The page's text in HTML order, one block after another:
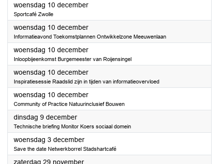
woensdag 10 december2025
Sportcafé Zwolle
woensdag 10 december2025
Informatieavond Toekomstplannen Ontwikkelzone Meeuwenlaan
woensdag 10 december2025
Inloopbijeenkomst Burgemeester van Roijensingel
woensdag 10 december2025
Inspiratiesessie Raadslid zijn in tijden van informatieovervloed
woensdag 10 december2025
Community of Practice Natuurinclusief Bouwen
dinsdag 9 december2025
Technische briefing Monitor Koers sociaal domein
woensdag 3 december2025
Save the date Netwerkborrel Stadshartcafé
zaterdag 29 november2025